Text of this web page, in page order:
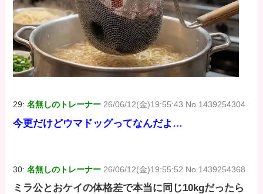
29:名無しのトレーナー 26/06/12(金)19:55:43 No.1439254304
今更だけどウマドッグってなんだよ…
30:名無しのトレーナー 26/06/12(金)19:55:52 No.1439254368
ミラ公とおケイの体格差で本当に同じ10kgだったら